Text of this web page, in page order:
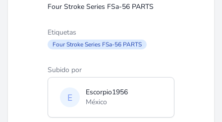
Four Stroke Series FSa-56 PARTS
Etiquetas
Four Stroke Series FSa-56 PARTS
Subido por
Escorpio1956
México